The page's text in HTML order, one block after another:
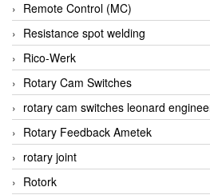
BLAGDON PUMP
Bloom Engineering
Boneng
Bopp & Reuther Messtechnik
Bosch
Boydcorp
BRAUN Vietnam
Brinkmann Pumpen
Remote Control (MC)
Resistance spot welding
Rico-Werk
Rotary Cam Switches
rotary cam switches leonard
Rotary Feedback Ametek
rotary joint
Rotork